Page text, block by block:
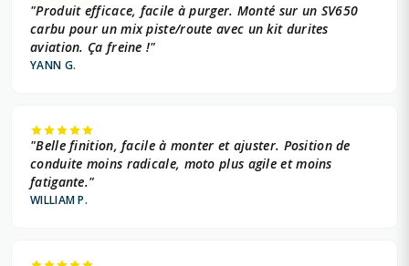
"Produit efficace, facile à purger. Monté sur un SV650
carbu pour un mix piste/route avec un kit durites
aviation. Ça freine !"
YANN G.
"Belle finition, facile à monter et ajuster. Position de
conduite moins radicale, moto plus agile et moins
fatigante."
WILLIAM P.